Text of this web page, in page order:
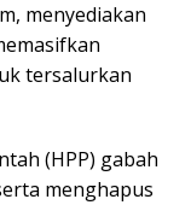
menyediakan
tersalurkan
(HPP) gabah
menghapus